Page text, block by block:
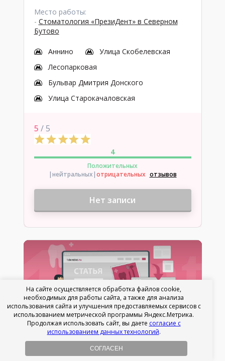
Место работы:
- Стоматология «ПрезиДент» в Северном
Бутово
Аннино
Улица Скобелевская
Лесопарковая
Бульвар Дмитрия Донского
Улица Старокачаловская
5 / 5
4
Положительных
|нейтральных|отрицательных отзывов
Нет записи
Юматова Алина Евгеньевна
На сайте осуществляется обработка файлов cookie,
необходимых для работы сайта, а также для анализа
использования сайта и улучшения предоставляемых сервисов с
использованием метрической программы Яндекс.Метрика.
Продолжая использовать сайт, вы даете согласие с
использованием данных технологий.
СОГЛАСЕН